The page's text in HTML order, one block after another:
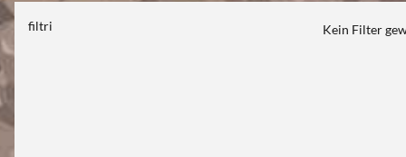
filtri Kein Filter